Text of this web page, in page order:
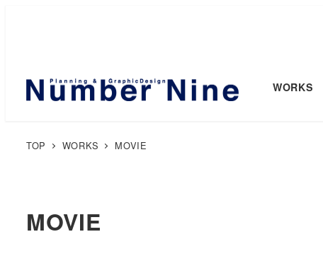
WORKS
TOP WORKS MOVIE
MOVIE